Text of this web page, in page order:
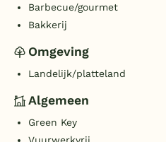
Barbecue/gourmet
Bakkerij
Omgeving
Landelijk/platteland
Algemeen
Green Key
Vuurwerkvrij